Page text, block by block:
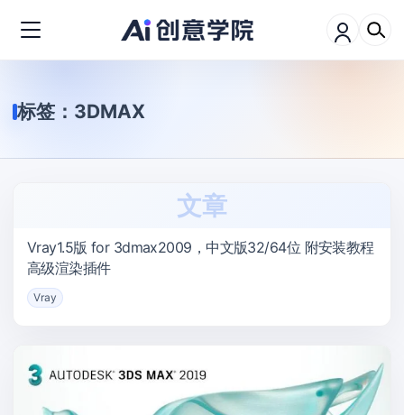
标签： 3DMAX
文章
Vray1.5版 for 3dmax2009，中文版32/64位 附安装教程
高级渲染插件
Vray